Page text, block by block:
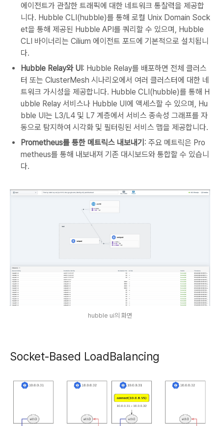
에이전트가 관찰한 트래픽에 대한 네트워크 통찰력을 제공합
니다. Hubble CLI(hubble)를 통해 로컬 Unix Domain Sock
et을 통해 제공된 Hubble API를 쿼리할 수 있으며, Hubble
CLI 바이너리는 Cilium 에이전트 포드에 기본적으로 설치됩니
다.
Hubble Relay와 UI: Hubble Relay를 배포하면 전체 클러스
터 또는 ClusterMesh 시나리오에서 여러 클러스터에 대한 네
트워크 가시성을 제공합니다. Hubble CLI(hubble)를 통해 H
ubble Relay 서비스나 Hubble UI에 액세스할 수 있으며, Hu
bble UI는 L3/L4 및 L7 계층에서 서비스 종속성 그래프를 자
동으로 탐지하여 시각화 및 필터링된 서비스 맵을 제공합니다.
Prometheus를 통한 메트릭스 내보내기 : 주요 메트릭은 Pro
metheus를 통해 내보내져 기존 대시보드와 통합할 수 있습니
다.
hubble ui의 화면
Socket-Based LoadBalancing